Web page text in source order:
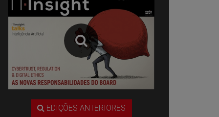
EDIÇÕES ANTERIORES